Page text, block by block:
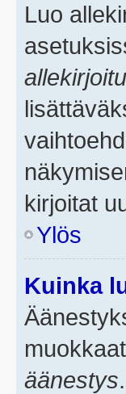
Luo
kirjoitat
Ylös
Kuinka
äänestys